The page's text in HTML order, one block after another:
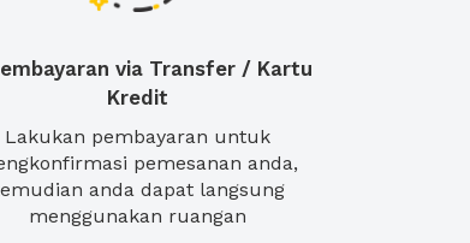
via Transfer / Kartu
Kredit
Lakukan pembayaran untuk
pemesanan anda,
anda dapat langsung
menggunakan ruangan